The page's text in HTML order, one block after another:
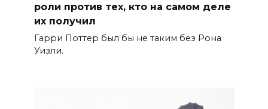
роли против тех, кто на самом деле
их получил
Гарри Поттер был бы не таким без Рона
Уизли.